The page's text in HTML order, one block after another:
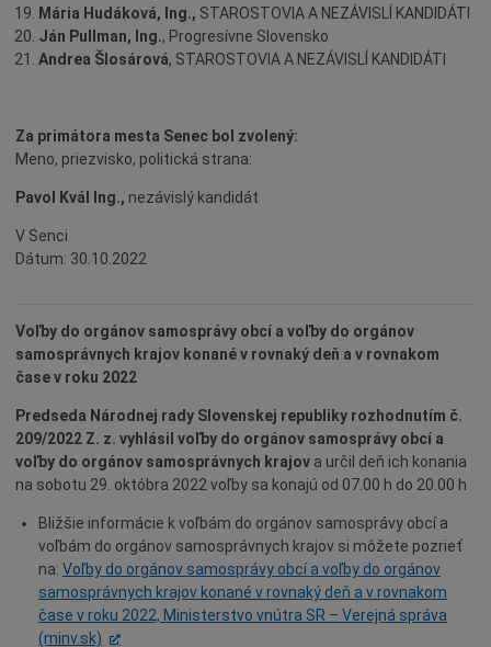
Mária Hudáková, Ing., STAROSTOVIA A NEZÁVISLÍ KANDIDÁTI
Ján Pullman, Ing., Progresívne Slovensko
Andrea Šlosárová, STAROSTOVIA A NEZÁVISLÍ KANDIDÁTI
Za primátora mesta Senec bol zvolený:
Meno, priezvisko, politická strana:
Pavol Kvál Ing., nezávislý kandidát
V Senci
Dátum: 30.10.2022
Voľby do orgánov samosprávy obcí a voľby do orgánov
samosprávnych krajov konané v rovnaký deň a v rovnakom
čase v roku 2022
Predseda Národnej rady Slovenskej republiky rozhodnutím č.
209/2022 Z. z. vyhlásil voľby do orgánov samosprávy obcí a
voľby do orgánov samosprávnych krajov a určil deň ich konania
na sobotu 29. októbra 2022 voľby sa konajú od 07.00 h do 20.00 h
Bližšie informácie k voľbám do orgánov samosprávy obcí a
voľbám do orgánov samosprávnych krajov si môžete pozrieť
na: Voľby do orgánov samosprávy obcí a voľby do orgánov
samosprávnych krajov konané v rovnaký deň a v rovnakom
čase v roku 2022, Ministerstvo vnútra SR – Verejná správa
(minv.sk)